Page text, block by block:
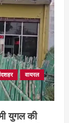
वायरल
युगल की